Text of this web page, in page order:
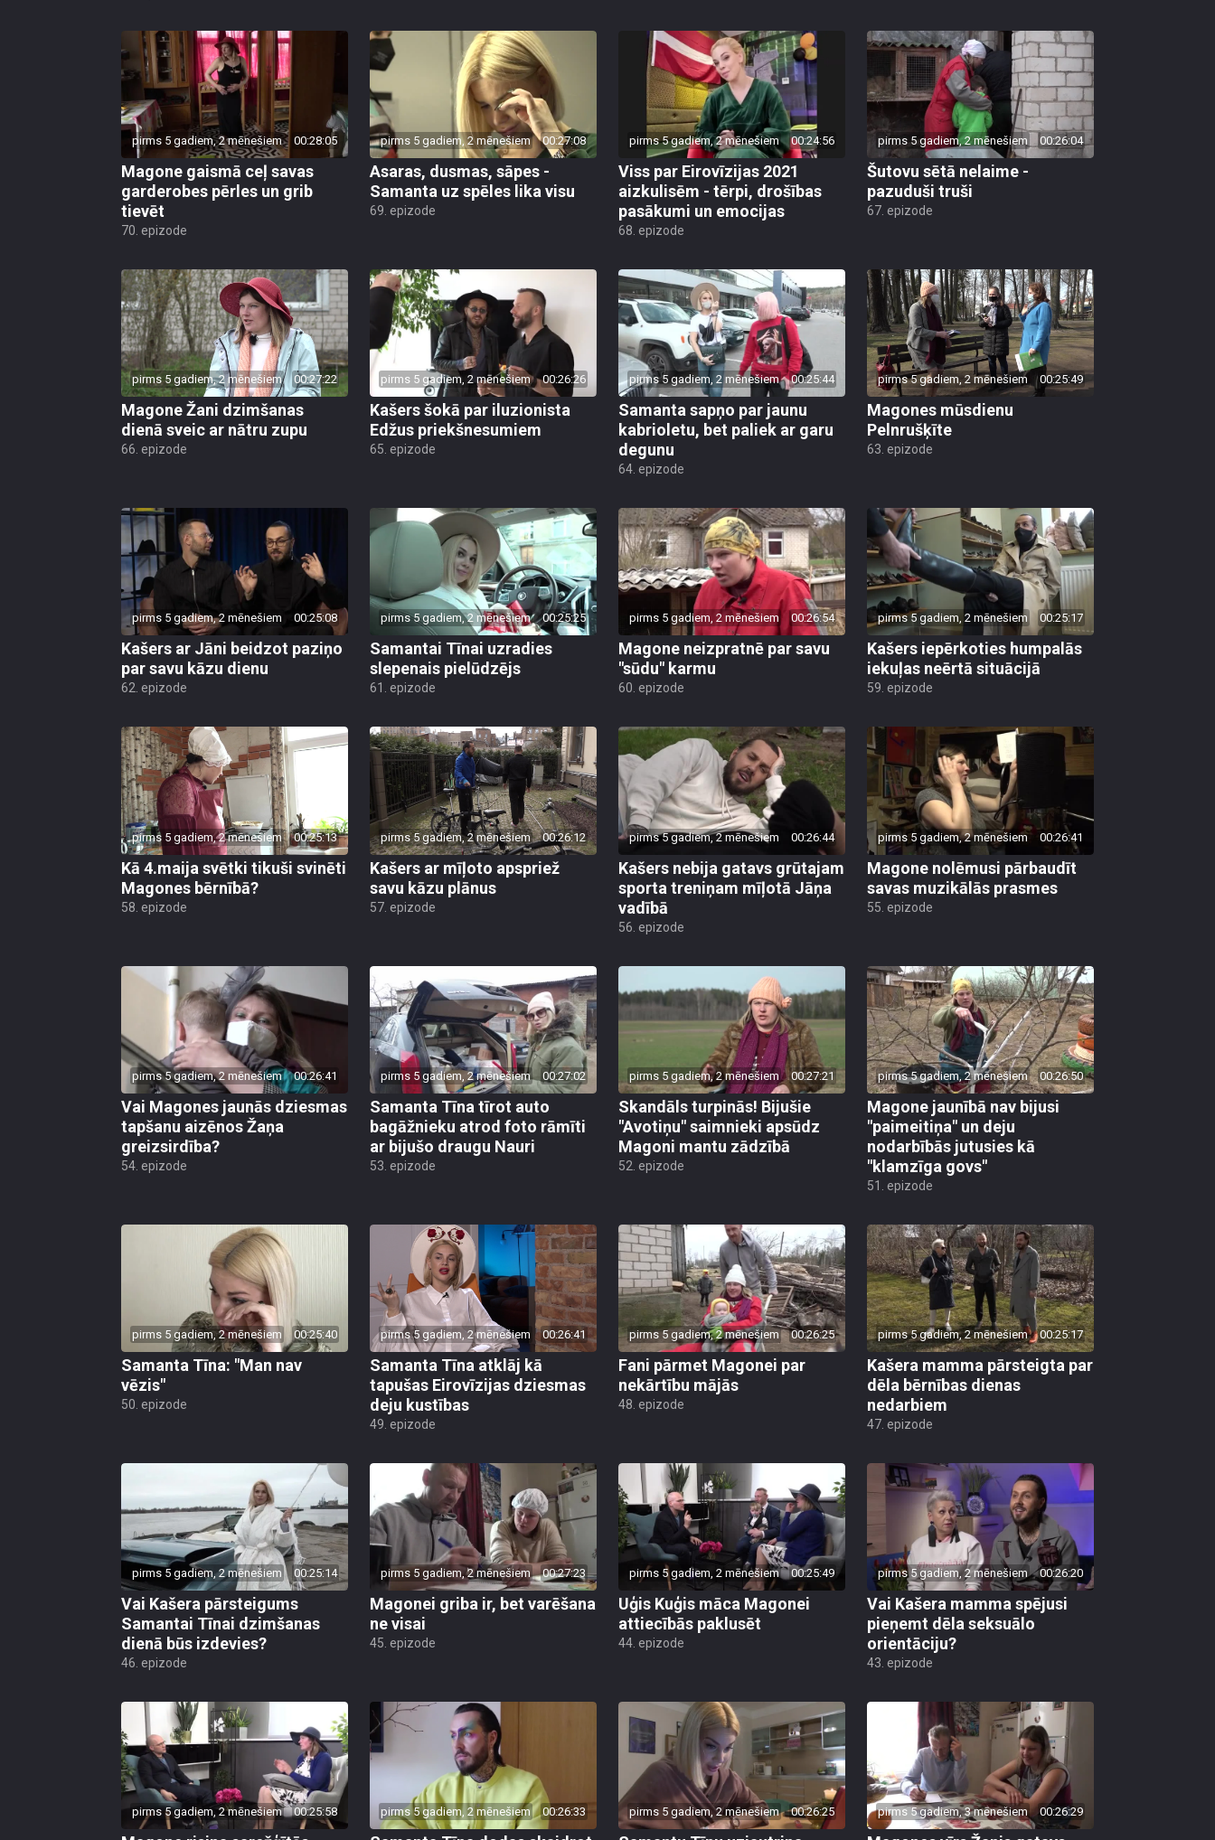
pirms 5 gadiem, 2 mēnešiem 00:28:05
Magone gaismā ceļ savas
garderobes pērles un grib
tievēt
70. epizode
pirms 5 gadiem, 2 mēnešiem 00:27:08
Asaras, dusmas, sāpes -
Samanta uz spēles lika visu
69. epizode
pirms 5 gadiem, 2 mēnešiem 00:24:56
Viss par Eirovīzijas 2021
aizkulisēm - tērpi, drošības
pasākumi un emocijas
68. epizode
pirms 5 gadiem, 2 mēnešiem 00:26:04
Šutovu sētā nelaime -
pazuduši truši
67. epizode
pirms 5 gadiem, 2 mēnešiem 00:27:22
Magone Žani dzimšanas
dienā sveic ar nātru zupu
66. epizode
pirms 5 gadiem, 2 mēnešiem 00:26:26
Kašers šokā par iluzionista
Edžus priekšnesumiem
65. epizode
pirms 5 gadiem, 2 mēnešiem 00:25:44
Samanta sapņo par jaunu
kabrioletu, bet paliek ar garu
degunu
64. epizode
pirms 5 gadiem, 2 mēnešiem 00:25:49
Magones mūsdienu
Pelnrušķīte
63. epizode
pirms 5 gadiem, 2 mēnešiem 00:25:08
Kašers ar Jāni beidzot paziņo
par savu kāzu dienu
62. epizode
pirms 5 gadiem, 2 mēnešiem 00:25:25
Samantai Tīnai uzradies
slepenais pielūdzējs
61. epizode
pirms 5 gadiem, 2 mēnešiem 00:26:54
Magone neizpratnē par savu
"sūdu" karmu
60. epizode
pirms 5 gadiem, 2 mēnešiem 00:25:17
Kašers iepērkoties humpalās
iekuļas neērtā situācijā
59. epizode
pirms 5 gadiem, 2 mēnešiem 00:25:13
Kā 4.maija svētki tikuši svinēti
Magones bērnībā?
58. epizode
pirms 5 gadiem, 2 mēnešiem 00:26:12
Kašers ar mīļoto apspriež
savu kāzu plānus
57. epizode
pirms 5 gadiem, 2 mēnešiem 00:26:44
Kašers nebija gatavs grūtajam
sporta treniņam mīļotā Jāņa
vadībā
56. epizode
pirms 5 gadiem, 2 mēnešiem 00:26:41
Magone nolēmusi pārbaudīt
savas muzikālās prasmes
55. epizode
pirms 5 gadiem, 2 mēnešiem 00:26:41
Vai Magones jaunās dziesmas
tapšanu aizēnos Žaņa
greizsirdība?
54. epizode
pirms 5 gadiem, 2 mēnešiem 00:27:02
Samanta Tīna tīrot auto
bagāžnieku atrod foto rāmīti
ar bijušo draugu Nauri
53. epizode
pirms 5 gadiem, 2 mēnešiem 00:27:21
Skandāls turpinās! Bijušie
"Avotiņu" saimnieki apsūdz
Magoni mantu zādzībā
52. epizode
pirms 5 gadiem, 2 mēnešiem 00:26:50
Magone jaunībā nav bijusi
"paimeitiņa" un deju
nodarbībās jutusies kā
"klamzīga govs"
51. epizode
pirms 5 gadiem, 2 mēnešiem 00:25:40
Samanta Tīna: "Man nav
vēzis"
50. epizode
pirms 5 gadiem, 2 mēnešiem 00:26:41
Samanta Tīna atklāj kā
tapušas Eirovīzijas dziesmas
deju kustības
49. epizode
pirms 5 gadiem, 2 mēnešiem 00:26:25
Fani pārmet Magonei par
nekārtību mājās
48. epizode
pirms 5 gadiem, 2 mēnešiem 00:25:17
Kašera mamma pārsteigta par
dēla bērnības dienas
nedarbiem
47. epizode
pirms 5 gadiem, 2 mēnešiem 00:25:14
Vai Kašera pārsteigums
Samantai Tīnai dzimšanas
dienā būs izdevies?
46. epizode
pirms 5 gadiem, 2 mēnešiem 00:27:23
Magonei griba ir, bet varēšana
ne visai
45. epizode
pirms 5 gadiem, 2 mēnešiem 00:25:49
Uģis Kuģis māca Magonei
attiecībās paklusēt
44. epizode
pirms 5 gadiem, 2 mēnešiem 00:26:20
Vai Kašera mamma spējusi
pieņemt dēla seksuālo
orientāciju?
43. epizode
pirms 5 gadiem, 2 mēnešiem 00:25:58 pirms 5 gadiem, 2 mēnešiem 00:26:33 pirms 5 gadiem, 2 mēnešiem 00:26:25 pirms 5 gadiem, 3 mēnešiem 00:26:29